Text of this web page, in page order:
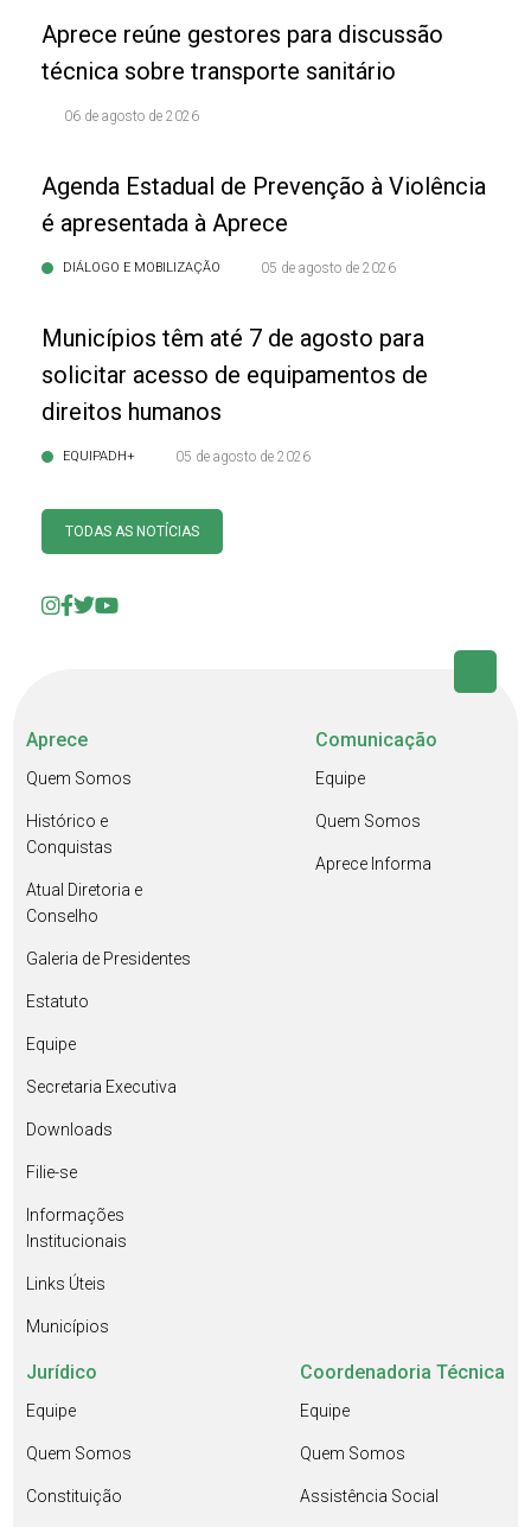
Aprece reúne gestores para discussão
técnica sobre transporte sanitário
06 de agosto de 2026
Agenda Estadual de Prevenção à Violência
é apresentada à Aprece
DIÁLOGO E MOBILIZAÇÃO 05 de agosto de 2026
Municípios têm até 7 de agosto para
solicitar acesso de equipamentos de
direitos humanos
EQUIPADH+ 05 de agosto de 2026
TODAS AS NOTÍCIAS
Aprece
Quem Somos
Histórico e
Conquistas
Atual Diretoria e
Conselho
Galeria de Presidentes
Estatuto
Equipe
Secretaria Executiva
Downloads
Filie-se
Informações
Institucionais
Links Úteis
Municípios
Comunicação
Equipe
Quem Somos
Aprece Informa
Jurídico
Equipe
Quem Somos
Constituição
Coordenadoria Técnica
Equipe
Quem Somos
Assistência Social